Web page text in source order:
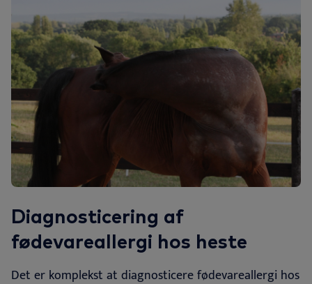
Diagnosticering af
fødevareallergi hos heste
Det er komplekst at diagnosticere fødevareallergi hos